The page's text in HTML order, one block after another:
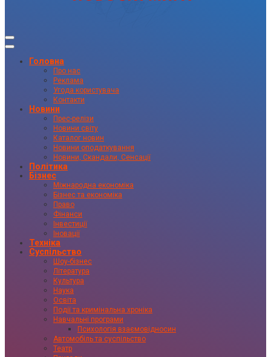
Головна
Про нас
Реклама
Угода користувача
Контакти
Новини
Прес-релізи
Новини світу
Каталог новин
Новини оподаткування
Новини, Скандали, Сенсації
Політика
Бізнес
Міжнародна економіка
Бізнес та економіка
Право
Фінанси
Інвестиції
Іновації
Техніка
Суспільство
Шоу-бізнес
Література
Культура
Наука
Освіта
Події та кримінальна хроніка
Навчальні програми
Психологія взаємовідносин
Автомобіль та суспільство
Театр